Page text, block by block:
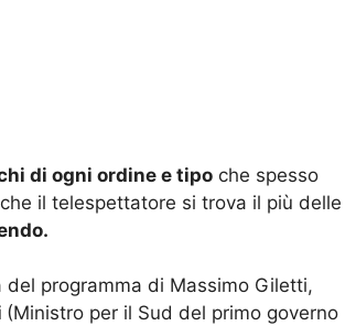
di ogni ordine e tipo che spesso
il telespettatore si trova il più delle
del programma di Massimo Giletti,
(Ministro per il Sud del primo governo